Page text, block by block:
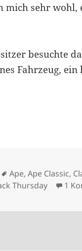
sehr wohl,
besuchte
Fahrzeug, ein
Schlagwörter
Ape,Ape Classic,
Thursday 1